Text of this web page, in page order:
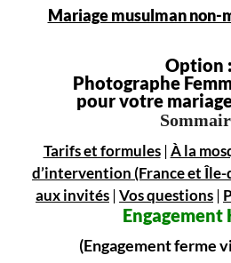
Mariage musulman non-
Option :
Photographe
pour votre
Tarifs et formules|À la
d’intervention (France et Île-
aux invités |Vos questions |
Engagement
(Engagement ferme